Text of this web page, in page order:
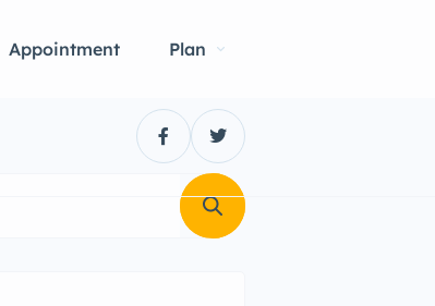
Appointment Plan